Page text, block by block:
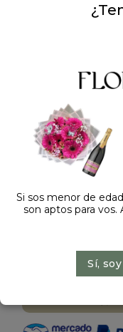
TORTA DE
Si sos menor de
son aptos para